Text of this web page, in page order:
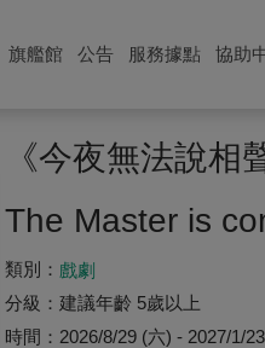
旗艦館 公告 服務據點 協助
《今夜無法說相
The Master is
類別： 戲劇
分級： 建議年齡 5歲以上
時間： 2026/8/29 (六) - 2027/1/